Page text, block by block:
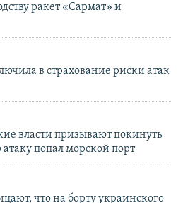
ракет «Сармат» и
в страхование риски атак
власти призывают покинуть
попал морской порт
что на борту украинского